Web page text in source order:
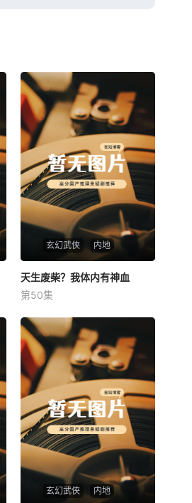
玄幻武侠 内地
未知
天生废柴？我体内有神血
第50集
玄幻武侠 内地